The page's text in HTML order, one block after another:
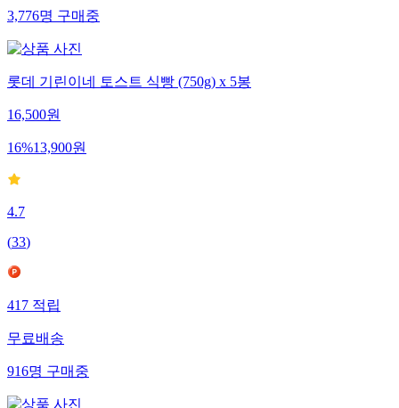
3,776명구매중
롯데 기린이네 토스트 식빵 (750g) x 5봉
16,500원
16%13,900원
4.7
(33)
417적립
무료배송
916명구매중